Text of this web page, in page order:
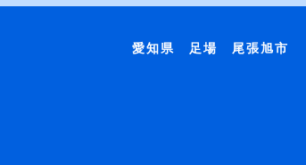
愛知県 足場 尾張旭市